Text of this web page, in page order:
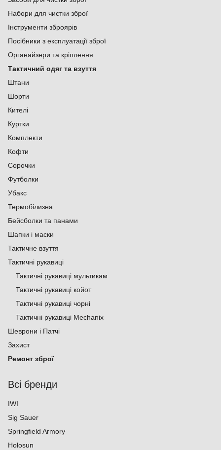
Набори для чистки зброї
Інструменти зброярів
Посібники з експлуатації зброї
Органайзери та кріплення
Тактичний одяг та взуття
Штани
Шорти
Кителі
Куртки
Комплекти
Кофти
Сорочки
Футболки
Убакс
Термобілизна
Бейсболки та панами
Шапки і маски
Тактичне взуття
Тактичні рукавиці
Тактичні рукавиці мультикам
Тактичні рукавиці койот
Тактичні рукавиці чорні
Тактичні рукавиці Mechanix
Шеврони і Патчі
Захист
Ремонт зброї
Всі бренди
IWI
Sig Sauer
Springfield Armory
Holosun